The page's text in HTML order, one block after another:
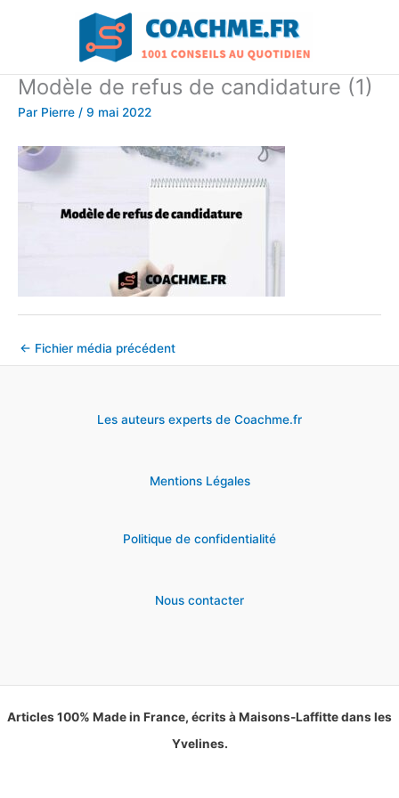
Modèle de refus de candidature (1)
Par Pierre / 9 mai 2022
← Fichier média précédent
Les auteurs experts de Coachme.fr
Mentions Légales
Politique de confidentialité
Nous contacter
Articles 100% Made in France, écrits à Maisons-Laffitte dans les
Yvelines.